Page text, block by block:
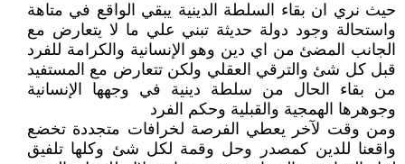
حيث نري ان بقاء السلطة الدينية يبقي الواقع في متاهة
واستحالة وجود دولة حديثة تبني علي ما لا يتعارض مع
الجانب المضئ من اي دين وهو الإنسانية والكرامة للفرد
قبل كل شئ والترقي العقلي ولكن تتعارض مع المستفيد
من بقاء الحال من سلطة دينية في وجهها الإنسانية
وجوهرها الهمجية والقبلية وحكم الفرد
ومن وقت لآخر يعطي الفرصة لخرافات متجددة تخضع
واقعنا للدين كمصدر وحل وقمة لكل شئ وكلها تلفيق